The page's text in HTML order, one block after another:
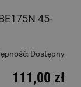
45-
Dostępny
111,00 zł